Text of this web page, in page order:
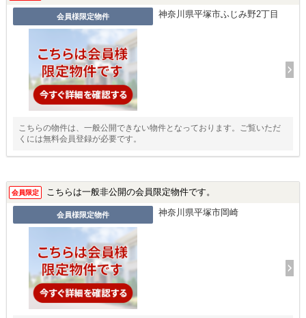
会員様限定物件 神奈川県平塚市ふじみ野2丁目
こちらの物件は、一般公開できない物件となっております。ご覧いただ
くには無料会員登録が必要です。
会員限定 こちらは一般非公開の会員限定物件です。
会員様限定物件 神奈川県平塚市岡崎